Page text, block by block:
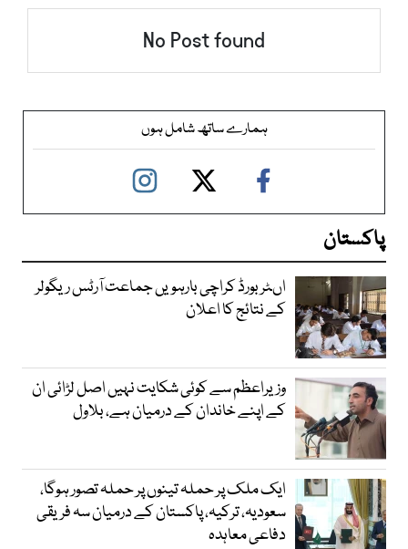
No Post found
ہمارے ساتھ شامل ہوں
پاکستان
اںٹر بورڈ کراچی بارہویں جماعت آرٹس ریگولر
کے نتائج کا اعلان
وزیراعظم سے کوئی شکایت نہیں اصل لڑائی ان
کے اپنے خاندان کے درمیان ہے، بلاول
ایک ملک پر حملہ تینوں پر حملہ تصور ہوگا،
سعودیہ، ترکیہ، پاکستان کے درمیان سہ فریقی
دفاعی معاہدہ